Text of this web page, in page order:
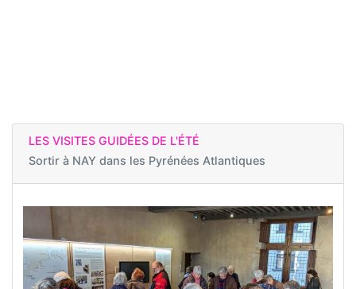
LES VISITES GUIDÉES DE L'ÉTÉ
Sortir à NAY dans les Pyrénées Atlantiques